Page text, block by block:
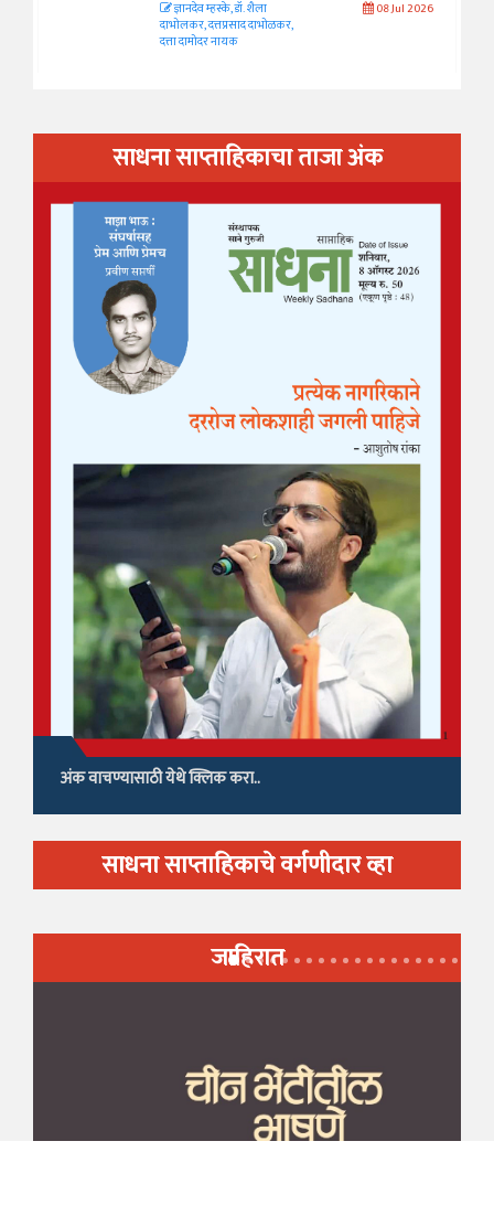
ज्ञानदेव म्हस्के, डॉ. शैला
दाभोलकर, दत्तप्रसाद दाभोळकर,
दत्ता दामोदर नायक
08 Jul 2026
साधना साप्ताहिकाचा ताजा अंक
अंक वाचण्यासाठी येथे क्लिक करा..
साधना साप्ताहिकाचे वर्गणीदार व्हा
जाहिरात